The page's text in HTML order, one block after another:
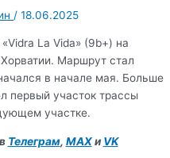
/ 18.06.2025
La Vida» (9b+) на
Маршрут стал
в начале мая. Больше
первый участок трассы
участке.
Телеграм, MAXи VK